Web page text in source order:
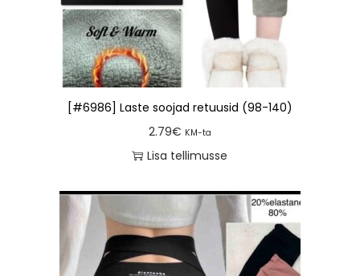
[#6986] Laste soojad retuusid (98-140)
2.79€ KM-ta
Lisa tellimusse